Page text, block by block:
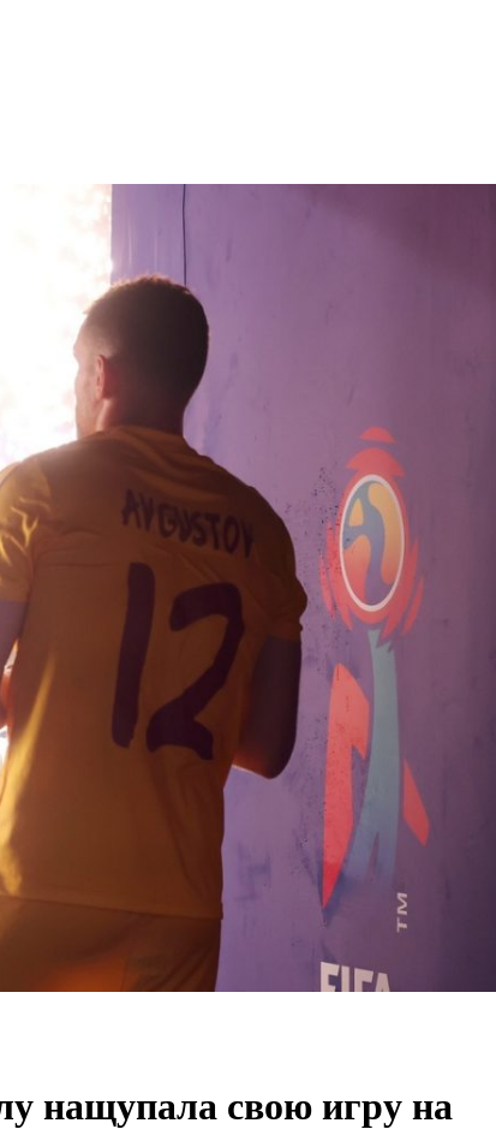
нащупала свою игру на